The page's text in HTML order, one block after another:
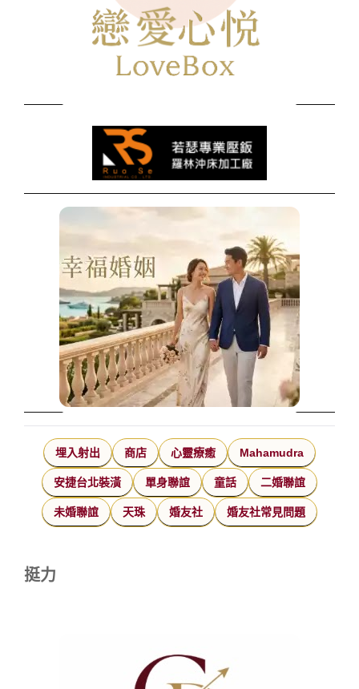
埋入射出 商店 心靈療癒 Mahamudra
安捷台北裝潢 單身聯誼 童話 二婚聯誼
未婚聯誼 天珠 婚友社 婚友社常見問題
挺力